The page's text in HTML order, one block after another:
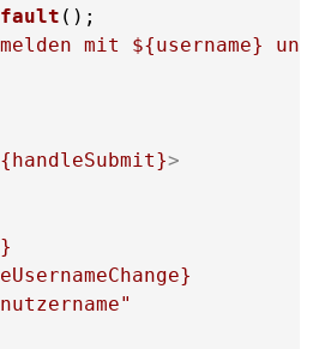
mit ${username}
{handleSubmit}>